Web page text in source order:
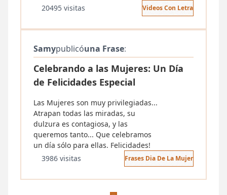
20495 visitas Videos Con Letra
Samypublicóuna Frase:
Celebrando a las Mujeres: Un Día
de Felicidades Especial
Las Mujeres son muy privilegiadas...
Atrapan todas las miradas, su
dulzura es contagiosa, y las
queremos tanto... Que celebramos
un día sólo para ellas. Felicidades!
3986 visitas
Frases Dia De La Mujer